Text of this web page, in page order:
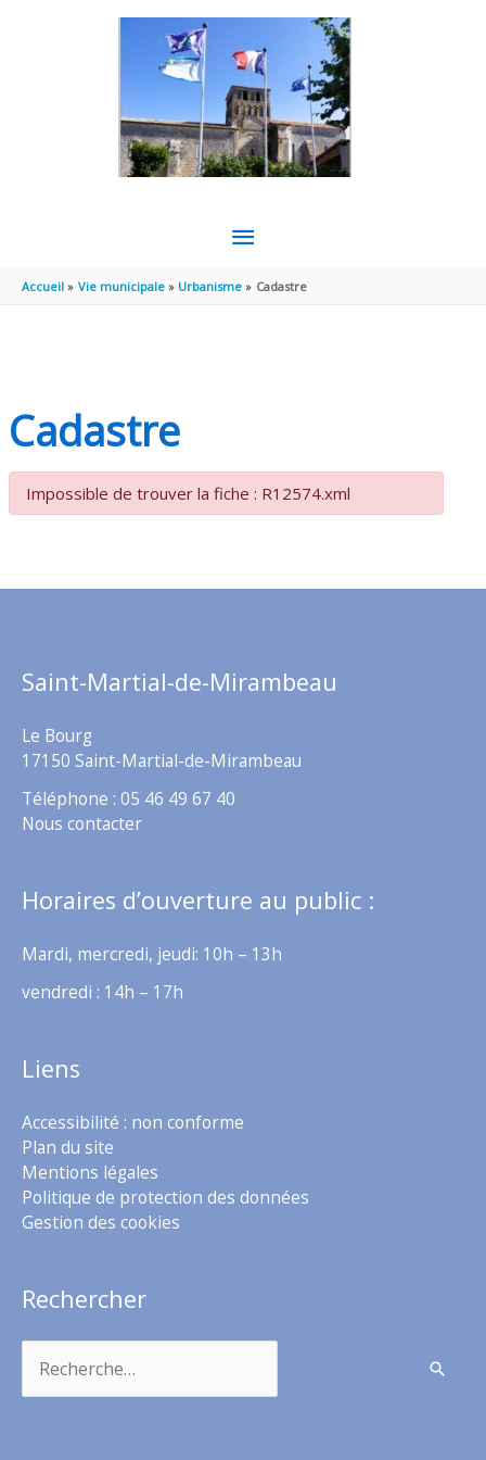
MENU
PRINCIPAL
Accueil Vie municipale Urbanisme Cadastre
Cadastre
Impossible de trouver la fiche : R12574.xml
Saint-Martial-de-Mirambeau
Le Bourg
17150 Saint-Martial-de-Mirambeau
Téléphone : 05 46 49 67 40
Nous contacter
Horaires d’ouverture au public :
Mardi, mercredi, jeudi: 10h – 13h
vendredi : 14h – 17h
Liens
Accessibilité : non conforme
Plan du site
Mentions légales
Politique de protection des données
Gestion des cookies
Rechercher